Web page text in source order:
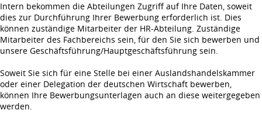
Intern bekommen die Abteilungen Zugriff auf Ihre Daten, soweit
dies zur Durchführung Ihrer Bewerbung erforderlich ist. Dies
können zuständige Mitarbeiter der HR-Abteilung. Zuständige
Mitarbeiter des Fachbereichs sein, für den Sie sich bewerben und
unsere Geschäftsführung/Hauptgeschäftsführung sein.
Soweit Sie sich für eine Stelle bei einer Auslandshandelskammer
oder einer Delegation der deutschen Wirtschaft bewerben,
können Ihre Bewerbungsunterlagen auch an diese weitergegeben
werden.